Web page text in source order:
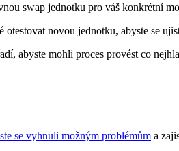
swap jednotku pro váš konkrétní
novou jednotku, abyste se
abyste mohli proces provést co
se vyhnuli možným problémům a